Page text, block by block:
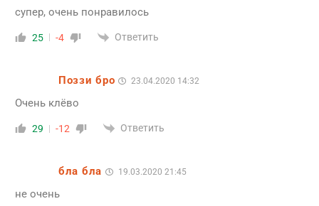
супер, очень понравилось
25 -4 Ответить
Поззи бро 23.04.2020 14:32
Очень клёво
29 -12 Ответить
бла бла 19.03.2020 21:45
не очень